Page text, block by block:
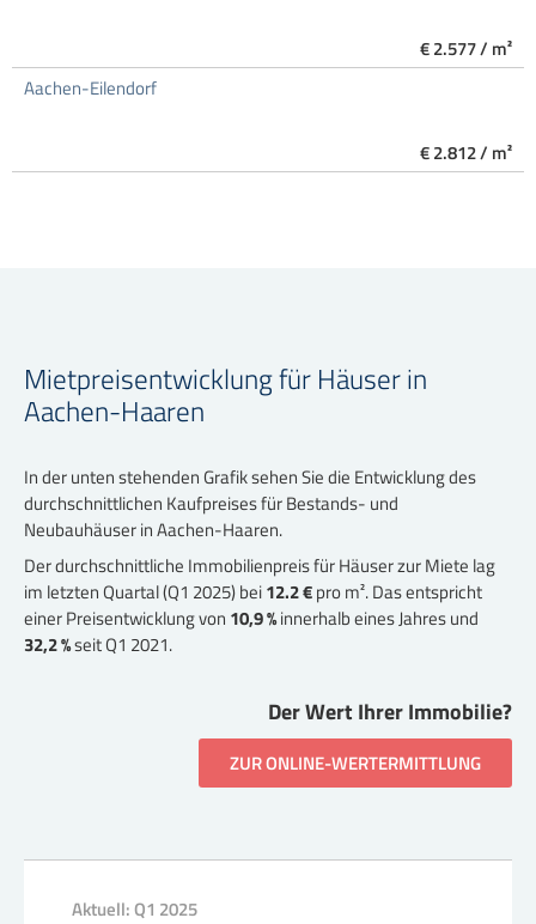
€ 2.577 / m²
Aachen-Eilendorf
€ 2.812 / m²
Mietpreisentwicklung für Häuser in
Aachen-Haaren
In der unten stehenden Grafik sehen Sie die Entwicklung des
durchschnittlichen Kaufpreises für Bestands- und
Neubauhäuser in Aachen-Haaren.
Der durchschnittliche Immobilienpreis für Häuser zur Miete lag
im letzten Quartal (Q1 2025) bei12.2 €pro m². Das entspricht
einer Preisentwicklung von 10,9 %innerhalb eines Jahres und
32,2 %seit Q1 2021.
Der Wert Ihrer Immobilie?
ZUR ONLINE-WERTERMITTLUNG
Aktuell: Q1 2025